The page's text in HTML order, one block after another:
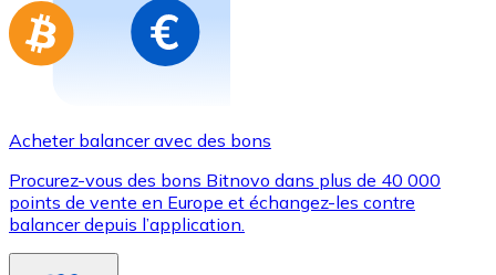
Acheter balancer avec des bons
Procurez-vous des bons Bitnovo dans plus de 40 000
points de vente en Europe et échangez-les contre
balancer depuis l’application.